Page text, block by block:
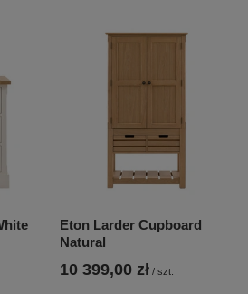
Eton Larder Cupboard
Natural
10 399,00 zł / szt.